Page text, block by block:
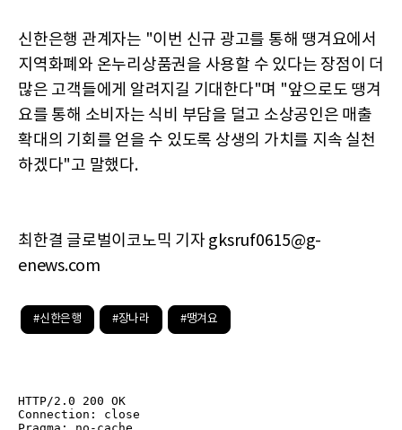
신한은행 관계자는 "이번 신규 광고를 통해 땡겨요에서
지역화폐와 온누리상품권을 사용할 수 있다는 장점이 더
많은 고객들에게 알려지길 기대한다"며 "앞으로도 땡겨
요를 통해 소비자는 식비 부담을 덜고 소상공인은 매출
확대의 기회를 얻을 수 있도록 상생의 가치를 지속 실천
하겠다"고 말했다.
최한결 글로벌이코노믹 기자 gksruf0615@g-
enews.com
#신한은행 #장나라 #땡겨요